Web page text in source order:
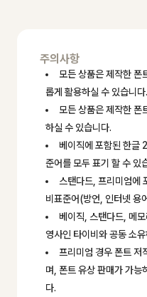
주의사항
모든 상품은 제작한 폰
롭게 활용하실 수 있습니다.
모든 상품은 제작한 폰
하실 수 있습니다.
베이직에 포함된 한글
준어를 모두 표기 할 수 있
스탠다드, 프리미엄에
비표준어(방언, 인터넷 용
베이직, 스탠다드, 메
영사인 타이비와 공동 소
프리미엄 경우 폰트 저
며, 폰트 유상 판매가 가능
다.